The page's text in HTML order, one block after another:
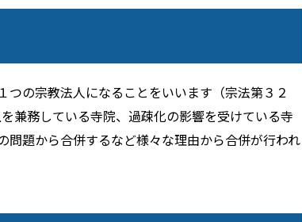
の宗教法人になることをいいます（宗法第３２
兼務している寺院、過疎化の影響を受けている寺
題から合併するなど様々な理由から合併が行われ